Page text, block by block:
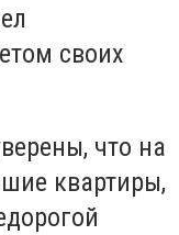
своих
что на
квартиры,